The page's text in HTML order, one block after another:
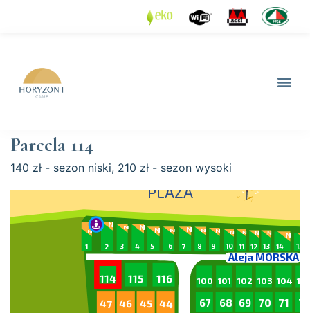
Parcela 114
140 zł - sezon niski, 210 zł - sezon wysoki